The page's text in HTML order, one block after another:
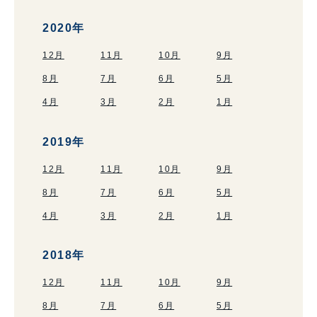
2020年
12月 11月 10月 9月
8月 7月 6月 5月
4月 3月 2月 1月
2019年
12月 11月 10月 9月
8月 7月 6月 5月
4月 3月 2月 1月
2018年
12月 11月 10月 9月
8月 7月 6月 5月